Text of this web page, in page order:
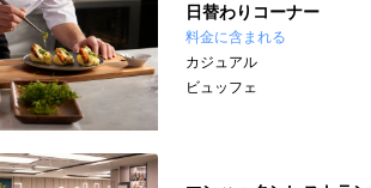
日替わりコーナー
料金に含まれる
カジュアル
ビュッフェ